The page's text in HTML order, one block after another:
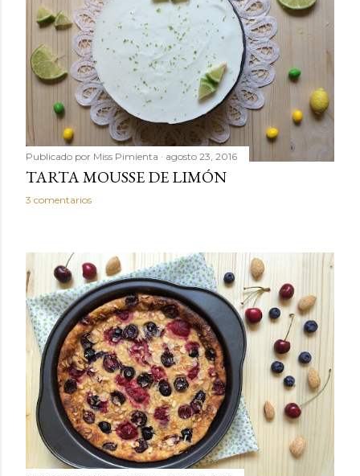
Publicado por Miss Pimienta agosto 23, 2016
TARTA MOUSSE DE LIMÓN
3 comentarios